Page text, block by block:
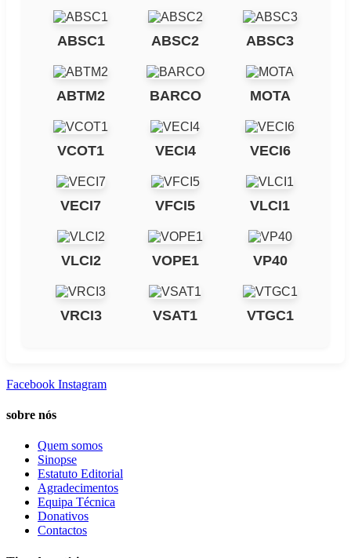
ABSC1 ABSC2 ABSC3
ABTM2 BARCO MOTA
VCOT1 VECI4 VECI6
VECI7 VFCI5 VLCI1
VLCI2 VOPE1 VP40
VRCI3 VSAT1 VTGC1
Facebook Instagram
sobre nós
Quem somos
Sinopse
Estatuto Editorial
Agradecimentos
Equipa Técnica
Donativos
Contactos